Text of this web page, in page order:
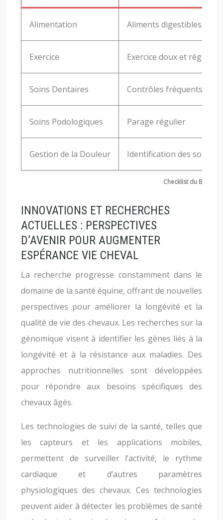
Checklist du Bien-
Alimentation Aliments digestibles,
Exercice Exercice doux et
Soins Dentaires Contrôles fréquents,
Soins Podologiques Parage régulier
Gestion de la Douleur Identification des
INNOVATIONS ET RECHERCHES
ACTUELLES : PERSPECTIVES
D’AVENIR POUR AUGMENTER
ESPÉRANCE VIE CHEVAL
La recherche progresse constamment dans le
domaine de la santé équine, offrant de nouvelles
perspectives pour améliorer la longévité et la
qualité de vie des chevaux. Les recherches sur la
génomique visent à identifier les gènes liés à la
longévité et à la résistance aux maladies. Des
approches nutritionnelles sont développées
pour répondre aux besoins spécifiques des
chevaux âgés.
Les technologies de suivi de la santé, telles que
les capteurs et les applications mobiles,
permettent de surveiller l’activité, le rythme
cardiaque et d’autres paramètres
physiologiques des chevaux. Ces technologies
peuvent aider à détecter les problèmes de santé